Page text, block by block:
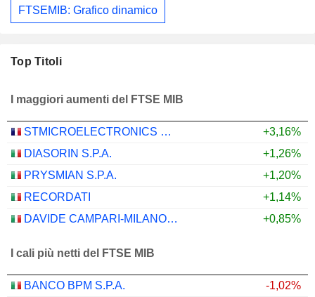
FTSEMIB: Grafico dinamico
Top Titoli
I maggiori aumenti del FTSE MIB
STMICROELECTRONICS N.V.
+3,16%
DIASORIN S.P.A.
+1,26%
PRYSMIAN S.P.A.
+1,20%
RECORDATI
+1,14%
DAVIDE CAMPARI-MILANO N.V.
+0,85%
I cali più netti del FTSE MIB
BANCO BPM S.P.A.
-1,02%